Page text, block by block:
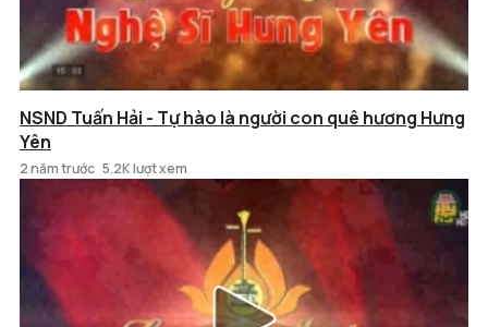
NSND Tuấn Hải - Tự hào là người con quê hương Hưng
Yên
2 năm trước 5.2K lượt xem